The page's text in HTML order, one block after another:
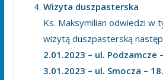
Wizyta duszpasterska
Ks. Maksymilian odwiedzi w
wizytą duszpasterską
2.01.2023 – ul. Podzamcze
3.01.2023 – ul. Smocza –